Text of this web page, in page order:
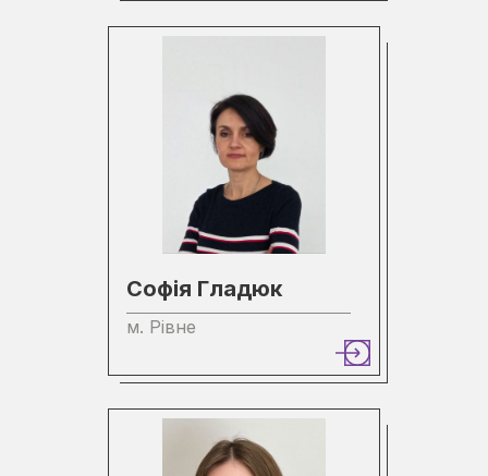
Софія Гладюк
м. Рівне